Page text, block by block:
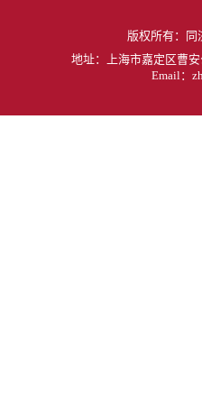
版权所有：同
地址：上海市嘉定区曹
Email：